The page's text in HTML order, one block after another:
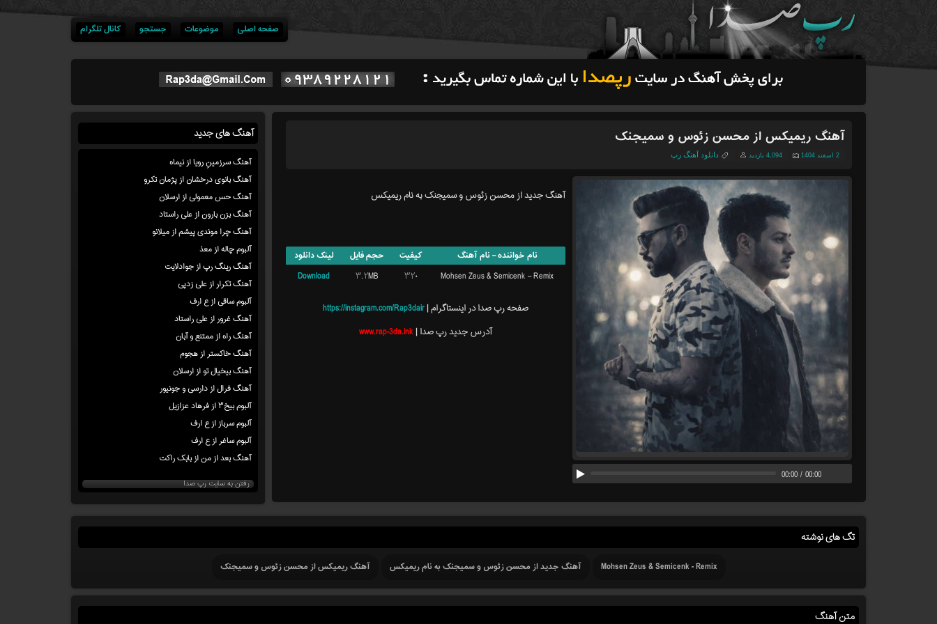
صفحه اصلی موضوعات جستجو کانال تلگرام
آهنگ ریمیکس از محسن زئوس و سمیجنک
2 اسفند 1404 4,094 بازدید دانلود آهنگ رپ
00:00 / 00:00
آهنگ جدید از محسن زئوس و سمیجنک به نام ریمیکس
نام خواننده – نام آهنگ کیفیت حجم فایل
لینک دانلود
Mohsen Zeus & Semicenk – Remix
۳۲۰ ۳.۲MB Download
صفحه رپ صدا در اینستاگرام |https://instagram.com/Rap3dair
آدرس جدید رپ صدا |www.rap-3da.ink
آهنگ های جدید
آهنگ سرزمینِ رویا از نیماه
آهنگ بانوی درخشان از پژمان تکرو
آهنگ حس معمولی از ارسلان
آهنگ بزن بارون از علی راستاد
آهنگ چرا موندی پیشم از میلانو
آلبوم چاله از معذ
آهنگ رینگ رپ از جوادلایت
آهنگ تکرار از علی زدپی
آلبوم ساقی از ع ارف
آهنگ غرور از علی راستاد
آهنگ راه از ممتنع و آبان
آهنگ خاکستر از هجوم
آهنگ بیخیال تو از ارسلان
آهنگ فرال از دارسی و جونیور
آلبوم بیخ۳ از فرهاد عزازیل
آلبوم سرباز از ع ارف
آلبوم ساغر از ع ارف
آهنگ بعد از من از بابک راکت
رفتن به سایت رپ صدا
تگ های نوشته
Mohsen Zeus & Semicenk - Remix آهنگ جدید از محسن زئوس و سمیجنک به نام ریمیکس آهنگ ریمیکس از محسن زئوس و سمیجنک
متن آهنگ